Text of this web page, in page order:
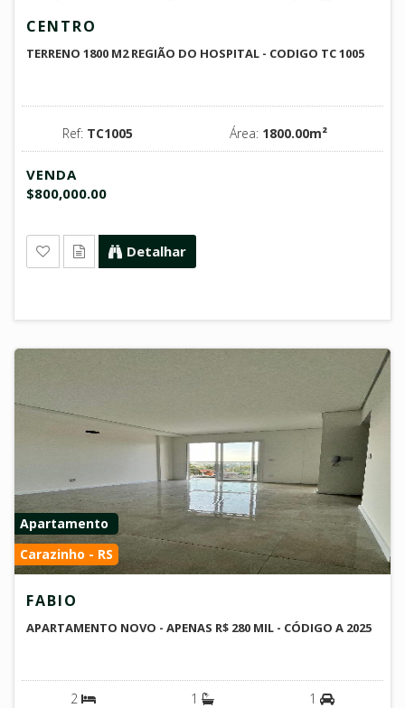
CENTRO
TERRENO 1800 M2 REGIÃO DO HOSPITAL - CODIGO TC 1005
Ref: TC1005 Área: 1800.00m²
VENDA
$800,000.00
Detalhar
Apartamento
Carazinho - RS
FABIO
APARTAMENTO NOVO - APENAS R$ 280 MIL - CÓDIGO A 2025
2 1 1